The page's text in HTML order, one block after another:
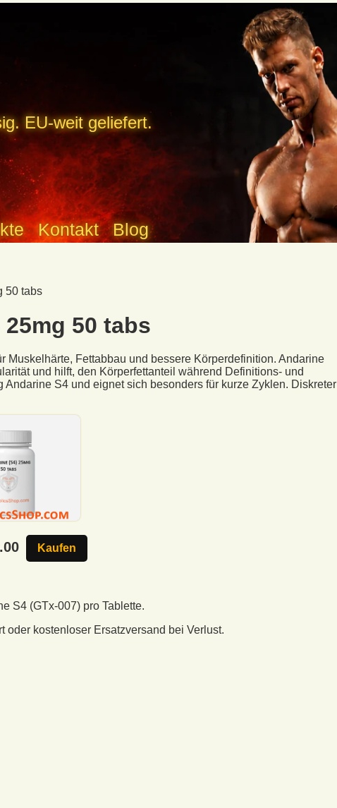
EU-weit geliefert.
Kontakt Blog
50 tabs
50 tabs
Muskelhärte, Fettabbau und bessere Körperdefinition. Andarine
und hilft, den Körperfettanteil während Definitions- und
S4 und eignet sich besonders für kurze Zyklen. Diskreter
Kaufen
S4 (GTx-007) pro Tablette.
oder kostenloser Ersatzversand bei Verlust.